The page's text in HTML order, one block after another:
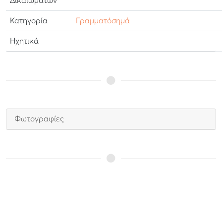
Κατηγορία Γραμματόσημά
Ηχητικά
Φωτογραφίες